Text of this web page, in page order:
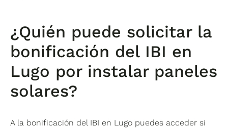
¿Quién puede solicitar la
bonificación del IBI en
Lugo por instalar paneles
solares?
A la bonificación del IBI en Lugo puedes acceder si